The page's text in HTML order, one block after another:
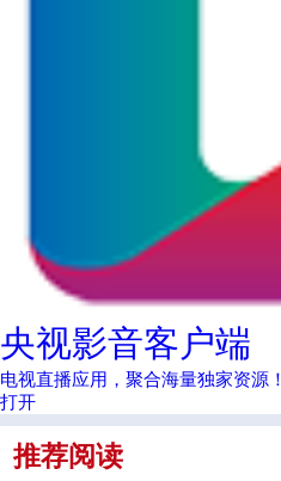
央视影音客户端
电视直播应用，聚合海量独家资源！
打开
推荐阅读